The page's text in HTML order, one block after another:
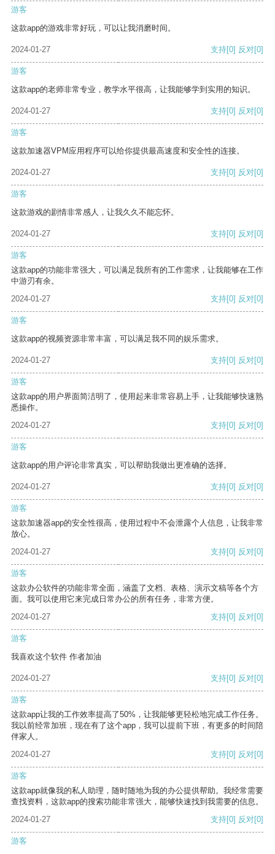
游客
这款app的游戏非常好玩，可以让我消磨时间。
2024-01-27 支持[0] 反对[0]
游客
这款app的老师非常专业，教学水平很高，让我能够学到实用的知识。
2024-01-27 支持[0] 反对[0]
游客
这款加速器VPM应用程序可以给你提供最高速度和安全性的连接。
2024-01-27 支持[0] 反对[0]
游客
这款游戏的剧情非常感人，让我久久不能忘怀。
2024-01-27 支持[0] 反对[0]
游客
这款app的功能非常强大，可以满足我所有的工作需求，让我能够在工作
中游刃有余。
2024-01-27
支持[0] 反对[0]
游客
这款app的视频资源非常丰富，可以满足我不同的娱乐需求。
2024-01-27 支持[0] 反对[0]
游客
这款app的用户界面简洁明了，使用起来非常容易上手，让我能够快速熟
悉操作。
2024-01-27
支持[0] 反对[0]
游客
这款app的用户评论非常真实，可以帮助我做出更准确的选择。
2024-01-27 支持[0] 反对[0]
游客
这款加速器app的安全性很高，使用过程中不会泄露个人信息，让我非常
放心。
2024-01-27
支持[0] 反对[0]
游客
这款办公软件的功能非常全面，涵盖了文档、表格、演示文稿等各个方
面。我可以使用它来完成日常办公的所有任务，非常方便。
2024-01-27
支持[0] 反对[0]
游客
我喜欢这个软件 作者加油
2024-01-27 支持[0] 反对[0]
游客
这款app让我的工作效率提高了50%，让我能够更轻松地完成工作任务。
我以前经常加班，现在有了这个app，我可以提前下班，有更多的时间陪
伴家人。
2024-01-27
支持[0] 反对[0]
游客
这款app就像我的私人助理，随时随地为我的办公提供帮助。我经常需要
查找资料，这款app的搜索功能非常强大，能够快速找到我需要的信息。
2024-01-27
支持[0] 反对[0]
游客